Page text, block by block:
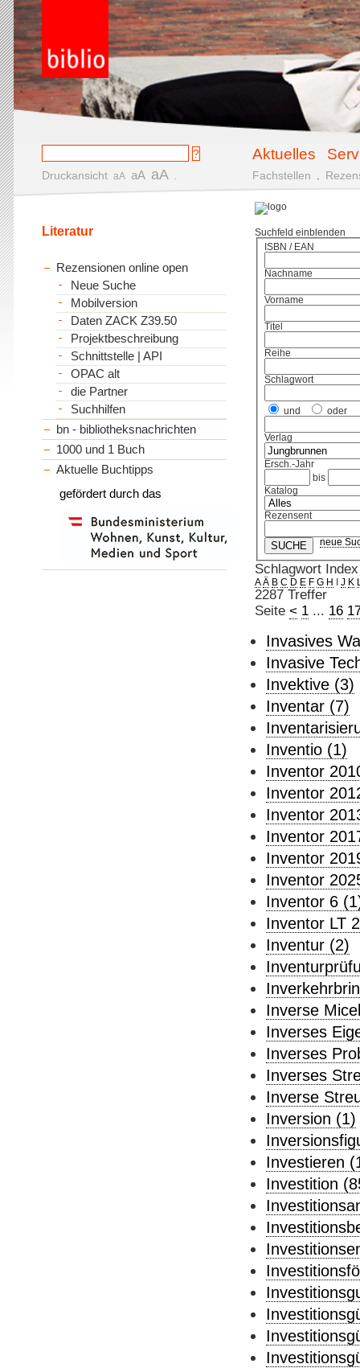
Aktuelles
Druckansicht aA aA aA Fachstellen
Suchfeld einblenden
ISBN / EAN
Nachname
Vorname
Titel
Reihe
Schlagwort
und oder
Verlag
Ersch.-Jahr
bis
Katalog
Rezensent
neue
Schlagwort Index
A Ä B C D E F G H J K
2287 Treffer
Seite < 1... 16
Invasives
Invasive
Invektive (3)
Inventar (7)
Inventio (1)
Inventor
Inventor
Inventor
Inventor
Inventor
Inventor
Inventor 6
Inventor LT
Inventur (2)
Inverse
Inverses
Inverses
Inverses
Inverse
Inversion (1)
Investieren
Investition
Literatur
Rezensionen online open
Neue Suche
Mobilversion
Daten ZACK Z39.50
Projektbeschreibung
Schnittstelle | API
OPAC alt
die Partner
Suchhilfen
bn - bibliotheksnachrichten
1000 und 1 Buch
Aktuelle Buchtipps
gefördert durch das